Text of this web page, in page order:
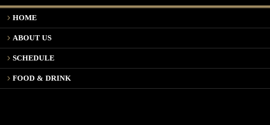
HOME
ABOUT US
SCHEDULE
FOOD & DRINK